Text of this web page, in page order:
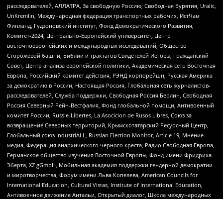
расследователей, АЛЛАТРА, За свободную Россию, Свободная Бурятия, Uralic,
UnKremlin, Международная федерация транспортных рабочих, ИстЧам
Финланд, Гудзоновский институт, Фонд Демократического Развития,
Комитет-2024, Центрально-Европейский университет, Центр
восточноевропейских и международных исследований, Общество
Сторожевой башни, Библии и трактатов Свидетелей Иеговы, Гражданский
Совет, Центр анализа европейской политики, Академическая сеть Восточная
Европа, Российский комитет действия, РЭНД корпорейшн, Русская Америка
за демократию в России, Настоящая Россия, Глобальная сеть журналистов-
расследователей, Служба поддержки, Свободная Россия Берлин, Свободная
Россия Северный Рейн-Вестфалия, Фонд глобальной помощи, Антивоенный
комитет России, Russie-Libertes, La Asocicion de Rusos Libres, Союз за
возвращение Северных территорий, Крымскотатарский Ресурсный Центр,
Глобальный союз IndustriALL, Russian Election Monitor, Article 19, Мнение
медиа, Федерация анархического черного креста, Радио Свободная Европа,
Германское общество изучения Восточной Европы, Фонд имени Фридриха
Эберта, XZ gGmbH, Мобильная академия поддержки гендерной демократии
и миротворчества, Форум имени Льва Копелева, American Councils for
International Education, Cultural Vistas, Institute of International Education,
Антивоенное движение Антальи, Открытый диалог, Школа международных